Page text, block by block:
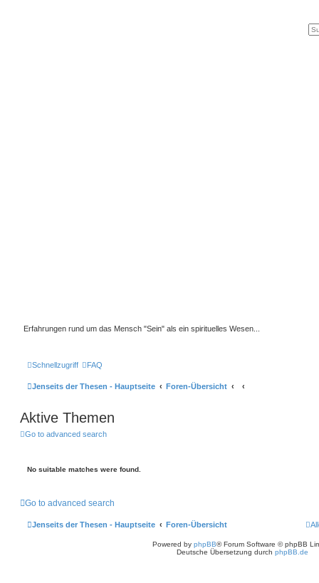
Erfahrungen rund um das Mensch "Sein" als ein spirituelles Wesen...
Schnellzugriff FAQ
Jenseits der Thesen - Hauptseite Foren-Übersicht
Aktive Themen
Go to advanced search
No suitable matches were found.
Go to advanced search
Jenseits der Thesen - Hauptseite Foren-Übersicht
Powered by phpBB® Forum Software © phpBB
Deutsche Übersetzung durch phpBB.de